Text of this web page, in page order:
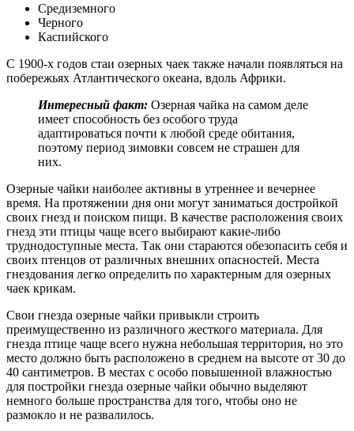
Средиземного
Черного
Каспийского
С 1900-х годов стаи озерных чаек также начали появляться на
побережьях Атлантического океана, вдоль Африки.
Интересный факт: Озерная чайка на самом деле
имеет способность без особого труда
адаптироваться почти к любой среде обитания,
поэтому период зимовки совсем не страшен для
них.
Озерные чайки наиболее активны в утреннее и вечернее
время. На протяжении дня они могут заниматься достройкой
своих гнезд и поиском пищи. В качестве расположения своих
гнезд эти птицы чаще всего выбирают какие-либо
труднодоступные места. Так они стараются обезопасить себя и
своих птенцов от различных внешних опасностей. Места
гнездования легко определить по характерным для озерных
чаек крикам.
Свои гнезда озерные чайки привыкли строить
преимущественно из различного жесткого материала. Для
гнезда птице чаще всего нужна небольшая территория, но это
место должно быть расположено в среднем на высоте от 30 до
40 сантиметров. В местах с особо повышенной влажностью
для постройки гнезда озерные чайки обычно выделяют
немного больше пространства для того, чтобы оно не
размокло и не развалилось.